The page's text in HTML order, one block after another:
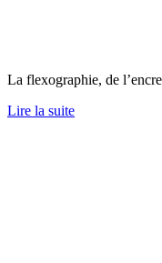
La flexographie, de
Lire la suite